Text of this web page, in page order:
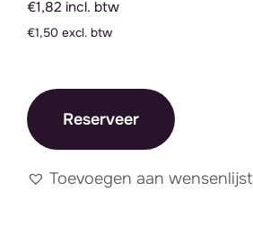
€1,82 incl. btw
€1,50 excl. btw
Reserveer
Toevoegen aan wensenlijst